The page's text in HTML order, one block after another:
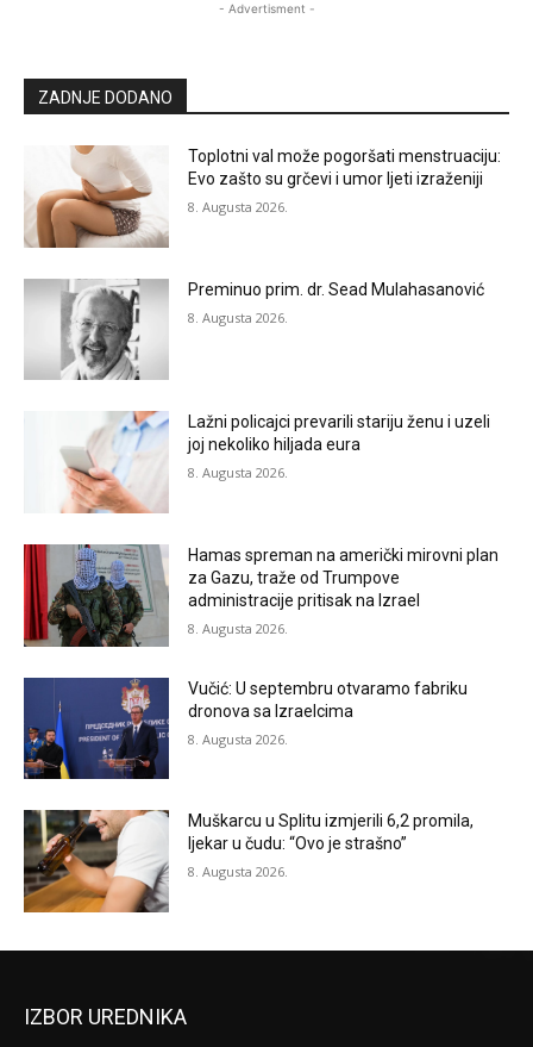
- Advertisment -
ZADNJE DODANO
Toplotni val može pogoršati menstruaciju:
Evo zašto su grčevi i umor ljeti izraženiji
8. Augusta 2026.
Preminuo prim. dr. Sead Mulahasanović
8. Augusta 2026.
Lažni policajci prevarili stariju ženu i uzeli
joj nekoliko hiljada eura
8. Augusta 2026.
Hamas spreman na američki mirovni plan
za Gazu, traže od Trumpove
administracije pritisak na Izrael
8. Augusta 2026.
Vučić: U septembru otvaramo fabriku
dronova sa Izraelcima
8. Augusta 2026.
Muškarcu u Splitu izmjerili 6,2 promila,
ljekar u čudu: “Ovo je strašno”
8. Augusta 2026.
IZBOR UREDNIKA